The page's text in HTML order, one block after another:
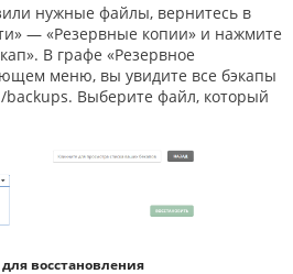
нужные файлы, вернитесь в
— «Резервные копии» и нажмите
В графе «Резервное
меню, вы увидите все бэкапы
Выберите файл, который
восстановления